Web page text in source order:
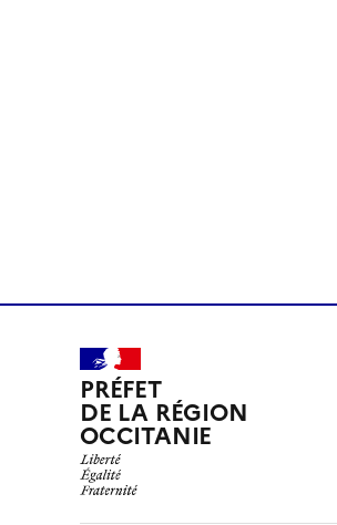
PRÉFET
DE LA RÉGION
OCCITANIE